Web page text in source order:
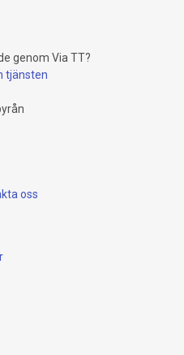
genom Via TT?
tjänsten
oss